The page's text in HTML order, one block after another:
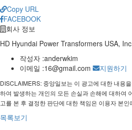
Copy URL
FACEBOOK
회사 정보
HD Hyundai Power Transformers USA,
작성자 :anderwkim
이메일 :16@gmail.com 지원하기
DISCLAIMERS: 중앙일보는 이 광고에 대한 내용
하여 발생하는 개인의 모든 손실과 손해에 대하여
고를 본 후 결정한 판단에 대한 책임은 이용자 본인
목록보기